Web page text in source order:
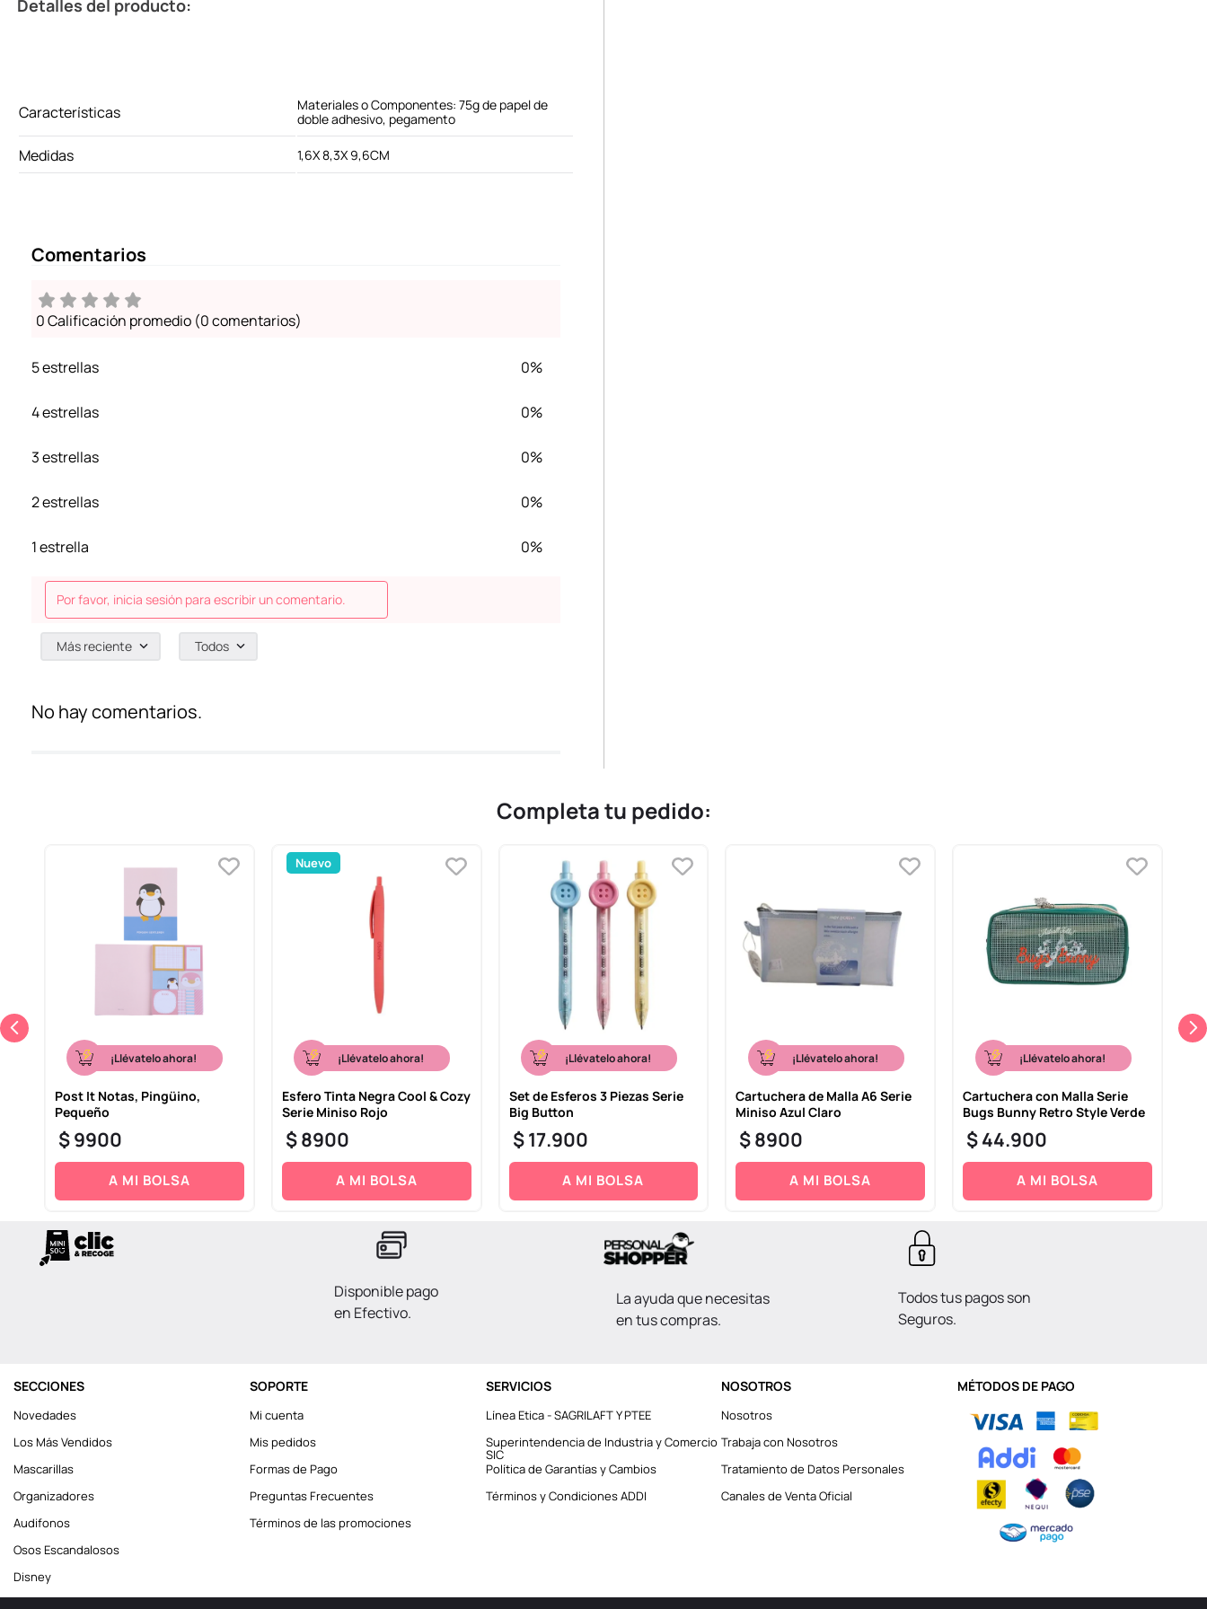
Detalles del producto:
Características
Materiales o Componentes: 75g de papel de
doble adhesivo, pegamento
Medidas 1,6X 8,3X 9,6CM
Comentarios
0 Calificación promedio (0 comentarios)
5 estrellas 0%
4 estrellas 0%
3 estrellas 0%
2 estrellas 0%
1 estrella 0%
Por favor, inicia sesión para escribir un comentario.
Más reciente Todos
No hay comentarios.
Completa tu pedido:
¡Llévatelo ahora!
Post It Notas, Pingüino,
Pequeño
$9900
A MI BOLSA
Nuevo
¡Llévatelo ahora!
Esfero Tinta Negra Cool & Cozy
Serie Miniso Rojo
$8900
A MI BOLSA
¡Llévatelo ahora!
Set de Esferos 3 Piezas Serie
Big Button
$17.900
A MI BOLSA
¡Llévatelo ahora!
Cartuchera de Malla A6 Serie
Miniso Azul Claro
$8900
A MI BOLSA
¡Llévatelo ahora!
Cartuchera con Malla Serie
Bugs Bunny Retro Style Verde
$44.900
A MI BOLSA
Disponible pago
en Efectivo.
La ayuda que necesitas
en tus compras.
Todos tus pagos son
Seguros.
SECCIONES
Novedades
Los Más Vendidos
Mascarillas
Organizadores
Audifonos
Osos Escandalosos
Disney
SOPORTE
Mi cuenta
Mis pedidos
Formas de Pago
Preguntas Frecuentes
Términos de las promociones
SERVICIOS
Línea Etica - SAGRILAFT Y PTEE
Superintendencia de Industria y Comercio
SIC
Política de Garantías y Cambios
Términos y Condiciones ADDI
NOSOTROS
Nosotros
Trabaja con Nosotros
Tratamiento de Datos Personales
Canales de Venta Oficial
MÉTODOS DE PAGO